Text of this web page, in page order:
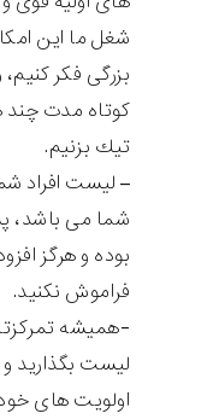
شغل ما اين
بزرگی فكر
كوتاه مدت چند
تيك بزنيم.
– لیست افراد
شما می باشد،
بوده و هرگز
فراموش نكنيد.
-همیشه
لیست بگذارید و
اولویت های